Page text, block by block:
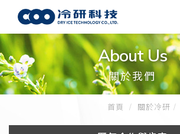
About Us
關於我們
首頁 關於冷研